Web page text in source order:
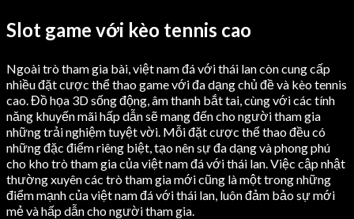
Slot game với kèo tennis cao
Ngoài trò tham gia bài, việt nam đá với thái lan còn cung cấp
nhiều đặt cược thể thao game với đa dạng chủ đề và kèo tennis
cao. Đồ họa 3D sống động, âm thanh bắt tai, cùng với các tính
năng khuyến mãi hấp dẫn sẽ mang đến cho người tham gia
những trải nghiệm tuyệt vời. Mỗi đặt cược thể thao đều có
những đặc điểm riêng biệt, tạo nên sự đa dạng và phong phú
cho kho trò tham gia của việt nam đá với thái lan. Việc cập nhật
thường xuyên các trò tham gia mới cũng là một trong những
điểm mạnh của việt nam đá với thái lan, luôn đảm bảo sự mới
mẻ và hấp dẫn cho người tham gia.